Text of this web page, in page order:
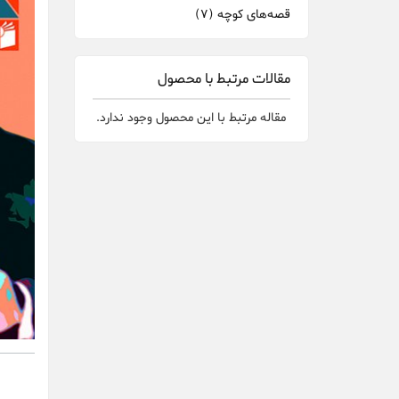
قصه‌های کوچه (7)
مقالات مرتبط با محصول
مقاله مرتبط با این محصول وجود ندارد.